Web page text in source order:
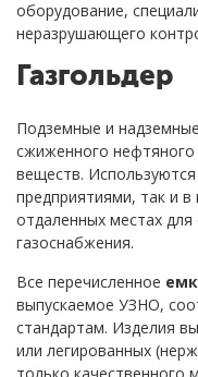
оборудование,
неразрушающего
Газгольдер
Подземные и
сжиженного нефтяного
веществ.
предприятиями, так и в
отдаленных местах
газоснабжения.
Все перечисленное
выпускаемое УЗНО,
стандартам. Изделия
или легированных